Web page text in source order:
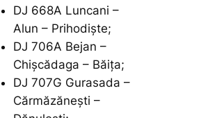
DJ 668A Luncani –
Alun – Prihodiște;
DJ 706A Bejan –
Chișcădaga – Băița;
DJ 707G Gurasada –
Cărmăzănești –